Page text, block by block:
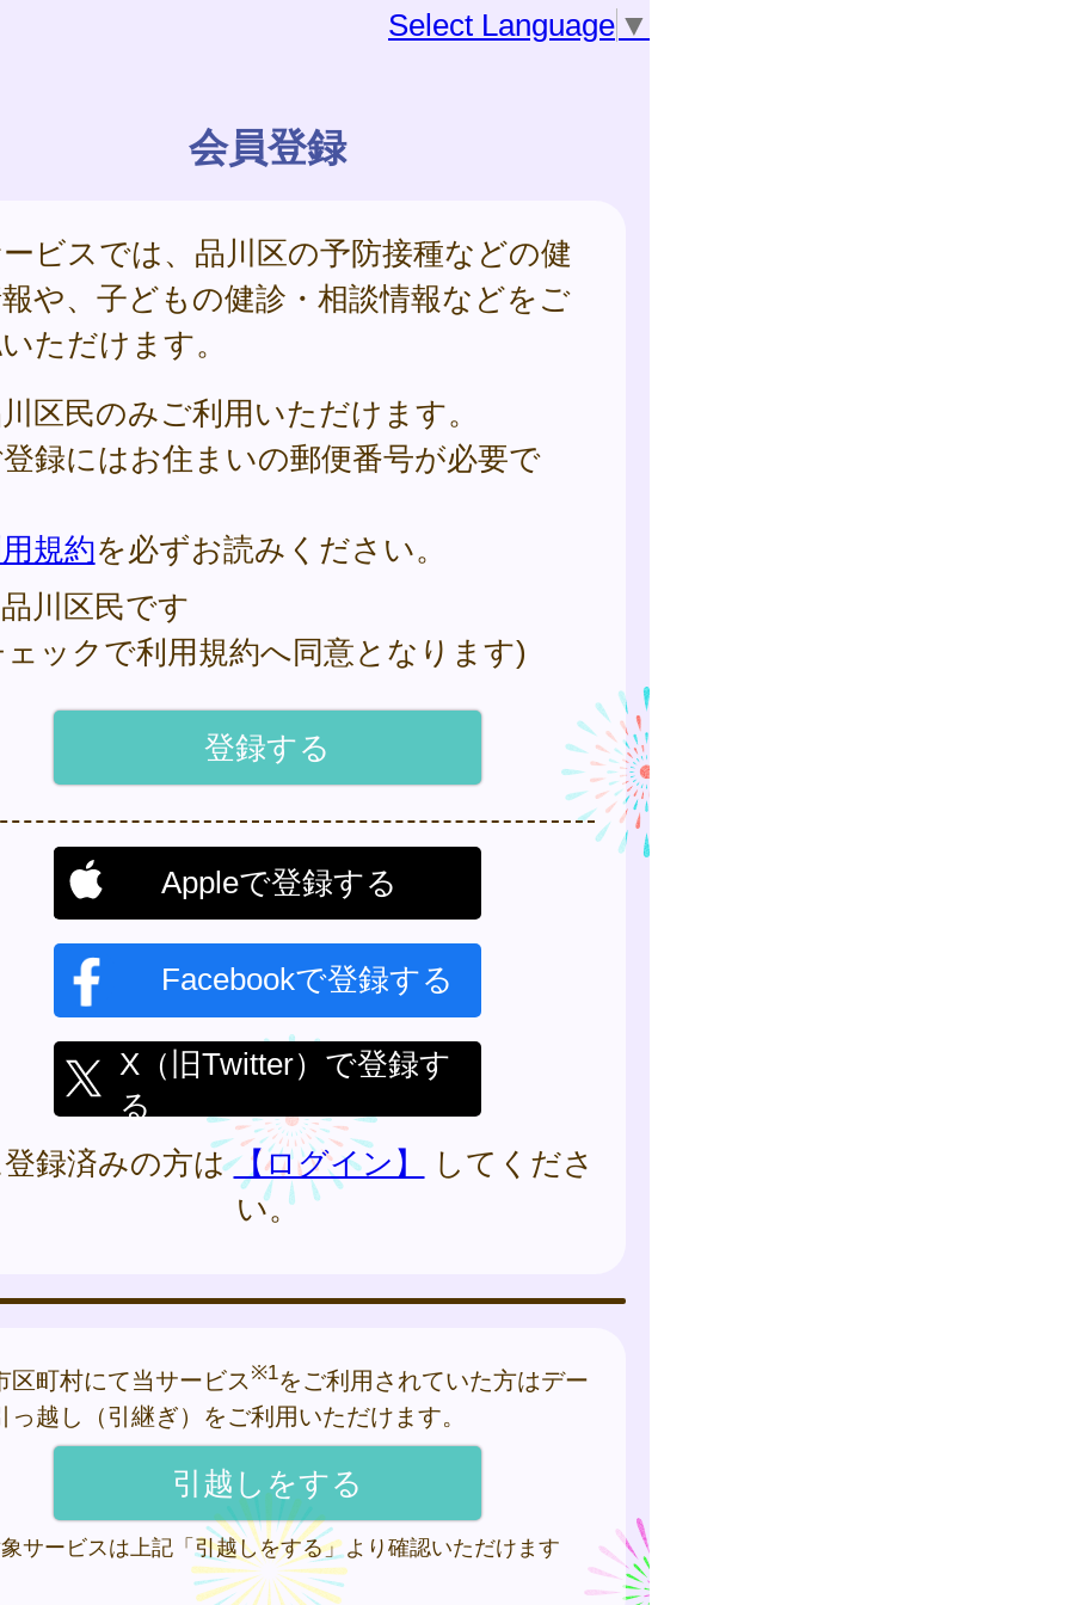
Select Language ▼
会員登録
ビスでは、品川区の予防接種などの健
や、子どもの健診・相談情報などをご
ただけます。
区民のみご利用いただけます。
録にはお住まいの郵便番号が必要で
規約を必ずお読みください。
川区民です
ックで利用規約へ同意となります)
Appleで登録する
Facebookで登録する
X（旧Twitter）で登録す
る
録済みの方は【ログイン】
してくださ
い。
区町村にて当サービス ※1をご利用されていた方はデー
っ越し（引継ぎ）をご利用いただけます。
サービスは上記「引越しをする」より確認いただけます